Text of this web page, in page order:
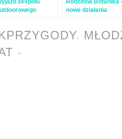
zespołu
Rodzinna Botanika
nowe działania
,
-